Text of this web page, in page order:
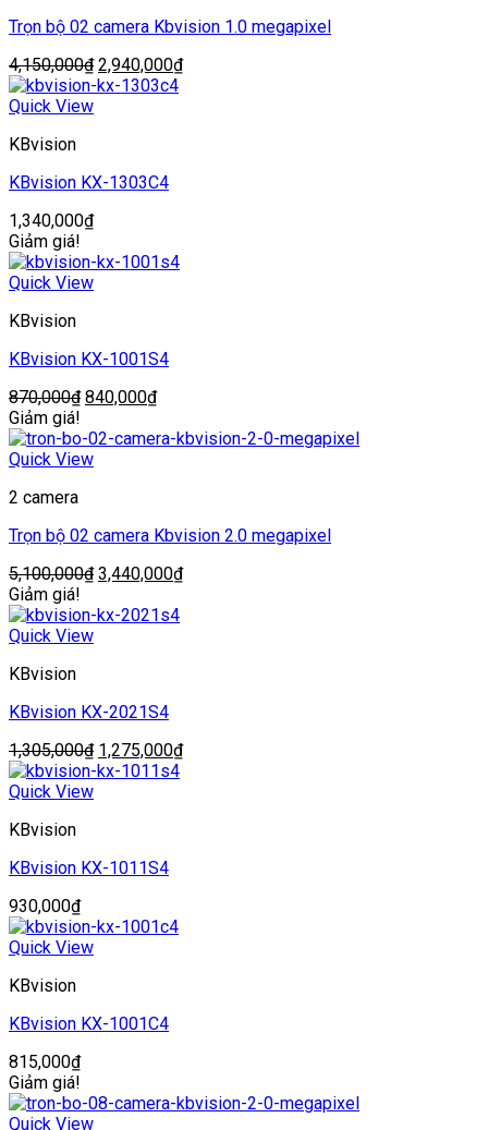
Trọn bộ 02 camera Kbvision 1.0 megapixel
4,150,000₫ Giá
gốc
2,940,000₫Giá
Quick View
KBvision
KBvision KX-1303C4
1,340,000₫
Giảm giá!
Quick View
KBvision
KBvision KX-1001S4
870,000₫ Giá
là:
870,000₫.
840,000₫Giá
tại
Giảm giá!
Quick View
2 camera
Trọn bộ 02 camera Kbvision 2.0 megapixel
5,100,000₫ Giá
là:
3,440,000₫Giá
Giảm giá!
Quick View
KBvision
KBvision KX-2021S4
1,305,000₫ Giá
gốc
1,275,000₫Giá
Quick View
KBvision
KBvision KX-1011S4
930,000₫
Quick View
KBvision
KBvision KX-1001C4
815,000₫
Giảm giá!
Quick View